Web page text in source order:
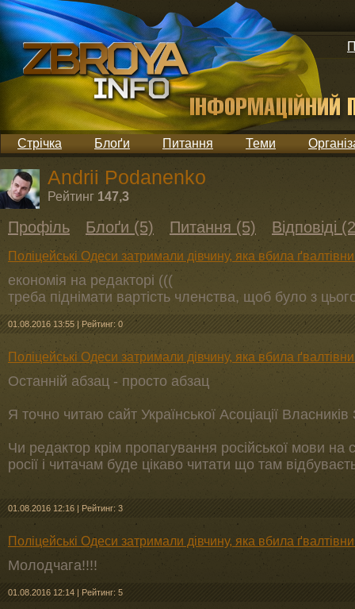
Стрічка Блоґи Питання Теми
Andrii Podanenko
Рейтинг 147,3
Профіль Блоґи (5) Питання (5) Відповіді
Поліцейські Одеси затримали дівчину, яка вбила
економія на редакторі (((
треба піднімати вартість членства, щоб було з
01.08.2016 13:55 | Рейтинг: 0
Поліцейські Одеси затримали дівчину, яка вбила
Останній абзац - просто абзац
Я точно читаю сайт Української Асоціації Власників
Чи редактор крім пропагування російської мови
росії і читачам буде цікаво читати що там
01.08.2016 12:16 | Рейтинг: 3
Поліцейські Одеси затримали дівчину, яка вбила
Молодчага!!!!
01.08.2016 12:14 | Рейтинг: 5